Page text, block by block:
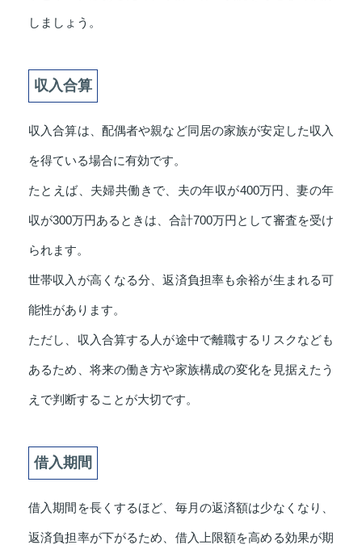
しましょう。
収入合算
収入合算は、配偶者や親など同居の家族が安定した収入
を得ている場合に有効です。
たとえば、夫婦共働きで、夫の年収が400万円、妻の年
収が300万円あるときは、合計700万円として審査を受け
られます。
世帯収入が高くなる分、返済負担率も余裕が生まれる可
能性があります。
ただし、収入合算する人が途中で離職するリスクなども
あるため、将来の働き方や家族構成の変化を見据えたう
えで判断することが大切です。
借入期間
借入期間を長くするほど、毎月の返済額は少なくなり、
返済負担率が下がるため、借入上限額を高める効果が期